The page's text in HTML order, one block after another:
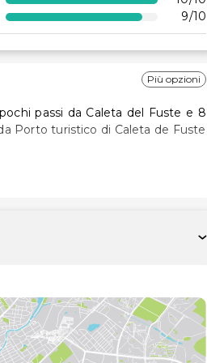
9/10
Più opzioni
passi da Caleta del Fuste e 8
dotate di aria condizionata e
includono una piscina all'aperto,
servizi di concierge e una sala
locale (con supplemento).
di uno snack bar in loco.